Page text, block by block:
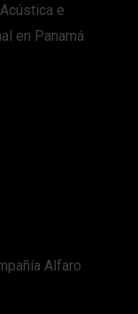
e
en Panamá
Alfaro